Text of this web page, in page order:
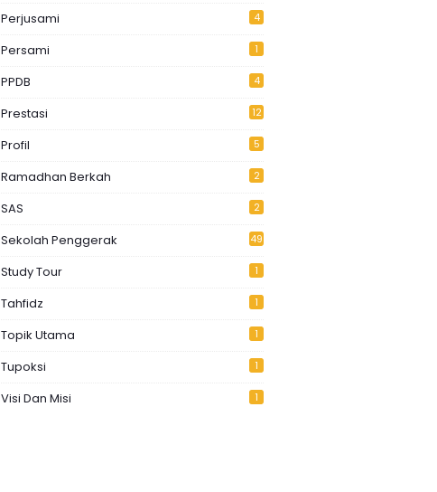
Perjusami 4
Persami 1
PPDB 4
Prestasi 12
Profil 5
Ramadhan Berkah 2
SAS 2
Sekolah Penggerak 49
Study Tour 1
Tahfidz 1
Topik Utama 1
Tupoksi 1
Visi Dan Misi 1